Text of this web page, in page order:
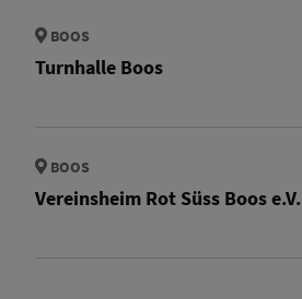
BOOS
Turnhalle Boos
BOOS
Vereinsheim Rot Süss Boos e.V.